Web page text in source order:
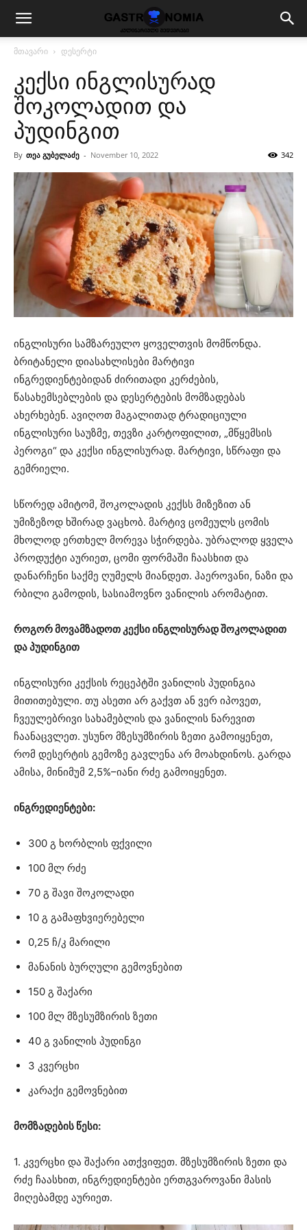
მთავარი დესერტი
კექსი ინგლისურად
შოკოლადით და
პუდინგით
By თეა გუბელაძე - November 10, 2022 342
ინგლისური სამზარეულო ყოველთვის მომწონდა.
ბრიტანელი დიასახლისები მარტივი
ინგრედიენტებიდან ძირითადი კერძების,
წასახემსებლების და დესერტების მომზადებას
ახერხებენ. ავიღოთ მაგალითად ტრადიციული
ინგლისური საუზმე, თევზი კარტოფილით, „მწყემსის
პეროგი“ და კექსი ინგლისურად. მარტივი, სწრაფი და
გემრიელი.
სწორედ ამიტომ, შოკოლადის კექსს მიზეზით ან
უმიზეზოდ ხშირად ვაცხობ. მარტივ ცომეულს ცომის
მხოლოდ ერთხელ მორევა სჭირდება. უბრალოდ ყველა
პროდუქტი აურიეთ, ცომი ფორმაში ჩაასხით და
დანარჩენი საქმე ღუმელს მიანდეთ. ჰაეროვანი, ნაზი და
რბილი გამოდის, სასიამოვნო ვანილის არომატით.
როგორ მოვამზადოთ კექსი ინგლისურად შოკოლადით
და პუდინგით
ინგლისური კექსის რეცეპტში ვანილის პუდინგია
მითითებული. თუ ასეთი არ გაქვთ ან ვერ იპოვეთ,
ჩვეულებრივი სახამებლის და ვანილის ნარევით
ჩაანაცვლეთ. უსუნო მზესუმზირის ზეთი გამოიყენეთ,
რომ დესერტის გემოზე გავლენა არ მოახდინოს. გარდა
ამისა, მინიმუმ 2,5%–იანი რძე გამოიყენეთ.
ინგრედიენტები:
300 გ ხორბლის ფქვილი
100 მლ რძე
70 გ შავი შოკოლადი
10 გ გამაფხვიერებელი
0,25 ჩ/კ მარილი
მანანის ბურღული გემოვნებით
150 გ შაქარი
100 მლ მზესუმზირის ზეთი
40 გ ვანილის პუდინგი
3 კვერცხი
კარაქი გემოვნებით
მომზადების წესი:
1. კვერცხი და შაქარი ათქვიფეთ. მზესუმზირის ზეთი და
რძე ჩაასხით, ინგრედიენტები ერთგვაროვანი მასის
მიღებამდე აურიეთ.